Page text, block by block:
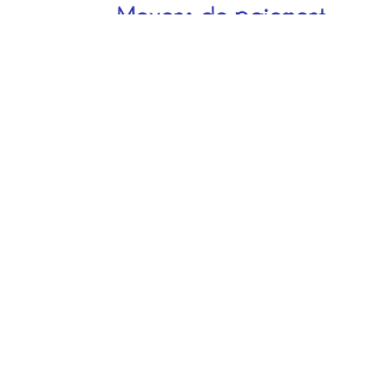
Moyens de paiement